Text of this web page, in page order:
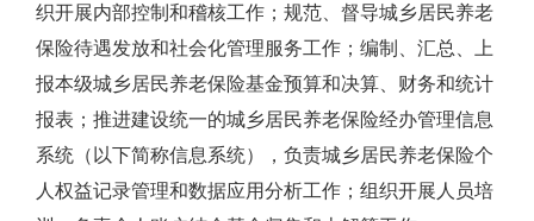
织开展内部控制和稽核工作；规范、督导城乡居民养老
保险待遇发放和社会化管理服务工作；编制、汇总、上
报本级城乡居民养老保险基金预算和决算、财务和统计
报表；推进建设统一的城乡居民养老保险经办管理信息
系统（以下简称信息系统），负责城乡居民养老保险个
人权益记录管理和数据应用分析工作；组织开展人员培